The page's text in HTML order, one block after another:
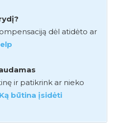
dėl atidėto ar
ir patikrink ar nieko
Ką būtina įsidėti